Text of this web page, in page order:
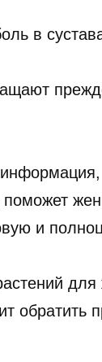
в
поможет
и
обратить